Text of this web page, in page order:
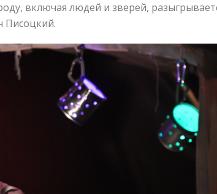
включая людей и зверей,
Писоцкий.